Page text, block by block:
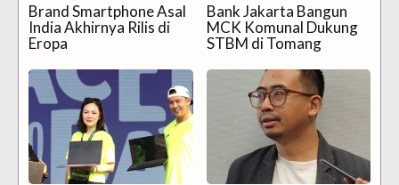
Brand Smartphone Asal
India Akhirnya Rilis di
Eropa
Bank Jakarta Bangun
MCK Komunal Dukung
STBM di Tomang